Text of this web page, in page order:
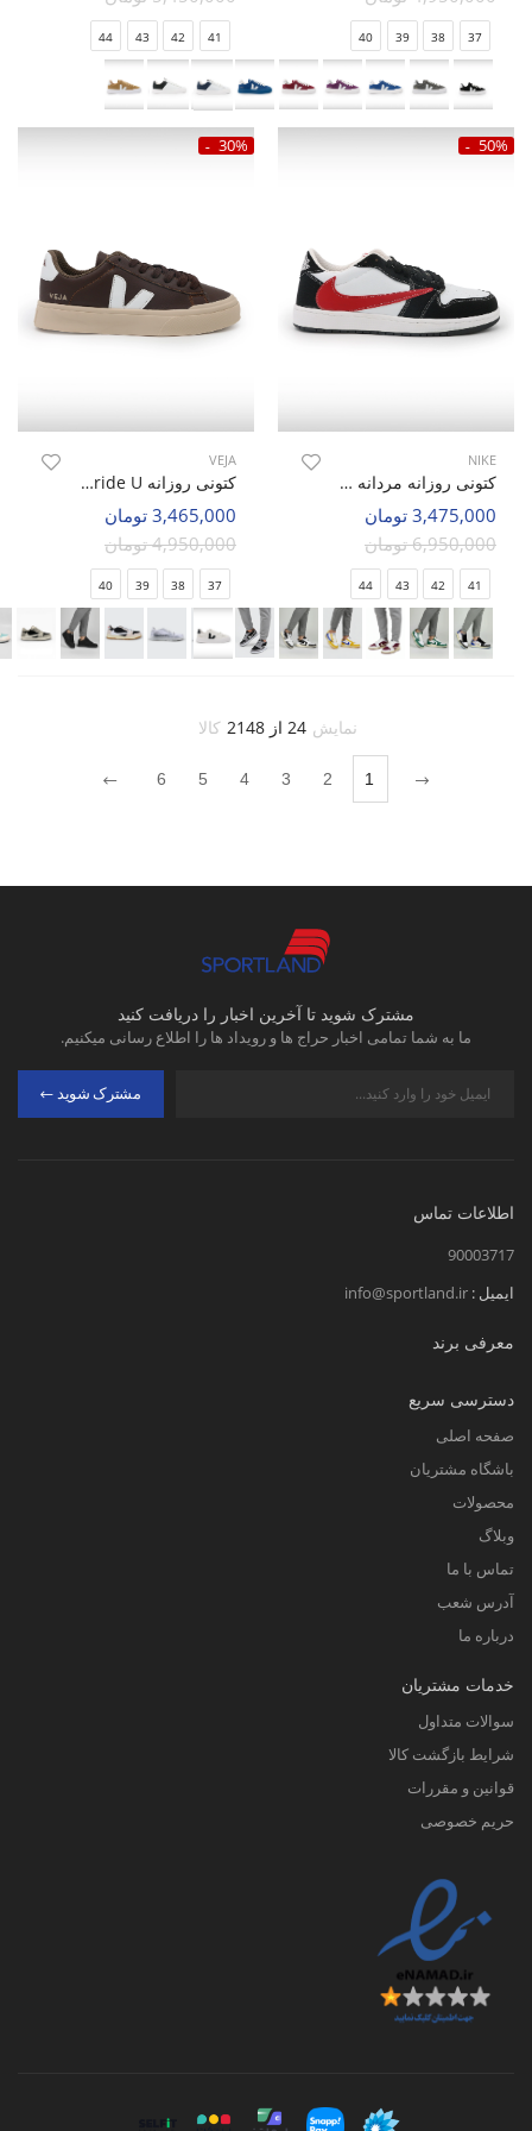
37
38
39
40
41
42
43
44
50%
NIKE
کتونی روزانه مردانه نایک Nike Jordan 1 Low Travis Scott M
3,475,000 تومان
6,950,000 تومان
41
42
43
44
30%
VEJA
کتونی روزانه Unisex VEJA Veja Stride U
3,465,000 تومان
4,950,000 تومان
37
38
39
40
نمایش 24 از 2148 کالا
1
2
3
4
5
6
مشترک شوید تا آخرین اخبار را دریافت کنید
ما به شما تمامی اخبار حراج ها و رویداد ها را اطلاع رسانی میکنیم.
مشترک شوید
اطلاعات تماس
90003717
ایمیل : info@sportland.ir
معرفی برند
دسترسی سریع
صفحه اصلی
باشگاه مشتریان
محصولات
وبلاگ
تماس با ما
آدرس شعب
درباره ما
خدمات مشتریان
سوالات متداول
شرایط بازگشت کالا
قوانین و مقررات
حریم خصوصی